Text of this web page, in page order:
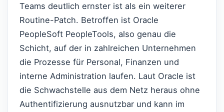
Teams deutlich ernster ist als ein weiterer
Routine-Patch. Betroffen ist Oracle
PeopleSoft PeopleTools, also genau die
Schicht, auf der in zahlreichen Unternehmen
die Prozesse für Personal, Finanzen und
interne Administration laufen. Laut Oracle ist
die Schwachstelle aus dem Netz heraus ohne
Authentifizierung ausnutzbar und kann im